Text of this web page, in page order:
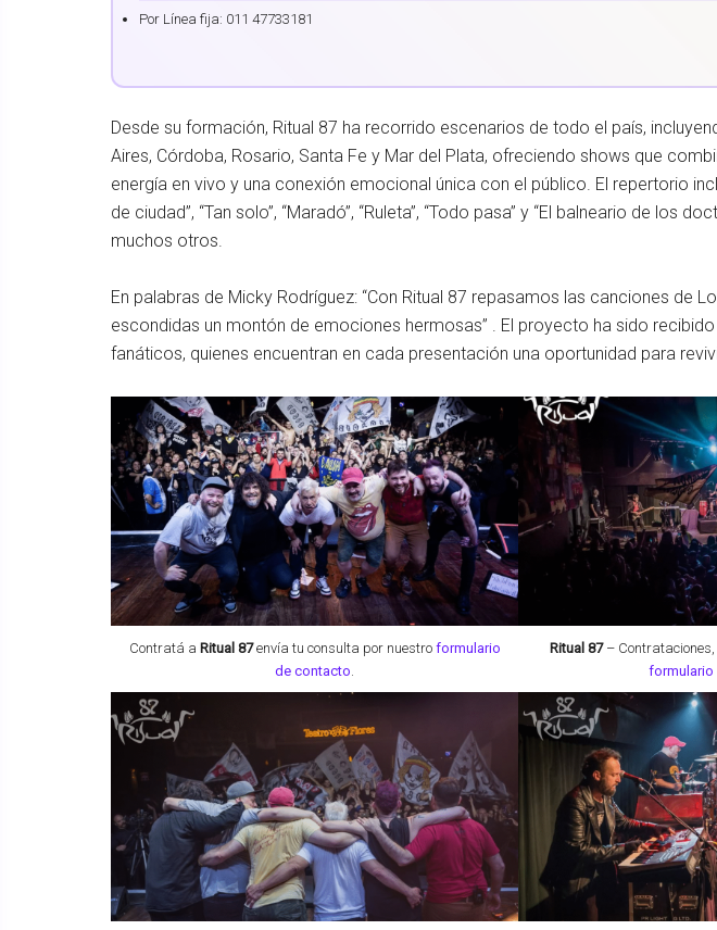
Por Línea fija: 011 47733181
Desde su formación, Ritual 87 ha recorrido escenarios de todo el país,
Aires, Córdoba, Rosario, Santa Fe y Mar del Plata, ofreciendo shows que
energía en vivo y una conexión emocional única con el público. El repertorio
de ciudad”, “Tan solo”, “Maradó”, “Ruleta”, “Todo pasa” y “El balneario de los
muchos otros.
En palabras de Micky Rodríguez: “Con Ritual 87 repasamos las canciones de
escondidas un montón de emociones hermosas” . El proyecto ha sido
fanáticos, quienes encuentran en cada presentación una oportunidad para
Contratá a Ritual 87envía tu consulta por nuestro formulario
de contacto
Ritual 87– Contrataciones,
formulario